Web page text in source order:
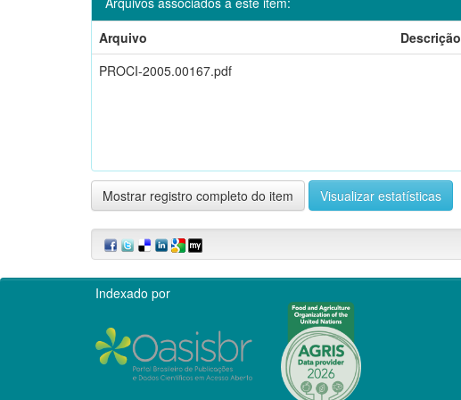
Arquivo
Descrição
PROCI-2005.00167.pdf
Mostrar registro completo do item Visualizar estatísticas
Indexado por